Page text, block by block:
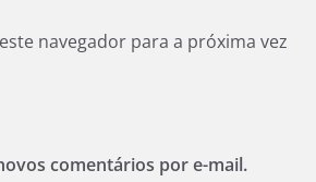
navegador para a próxima vez
comentários por e-mail.